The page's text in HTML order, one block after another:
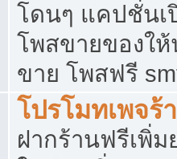
โดนๆ แคปชั่นเ
โพสขายของใ
ขาย โพสฟรี
โปรโมทเพจร้
ฝากร้านฟรีเพิ่